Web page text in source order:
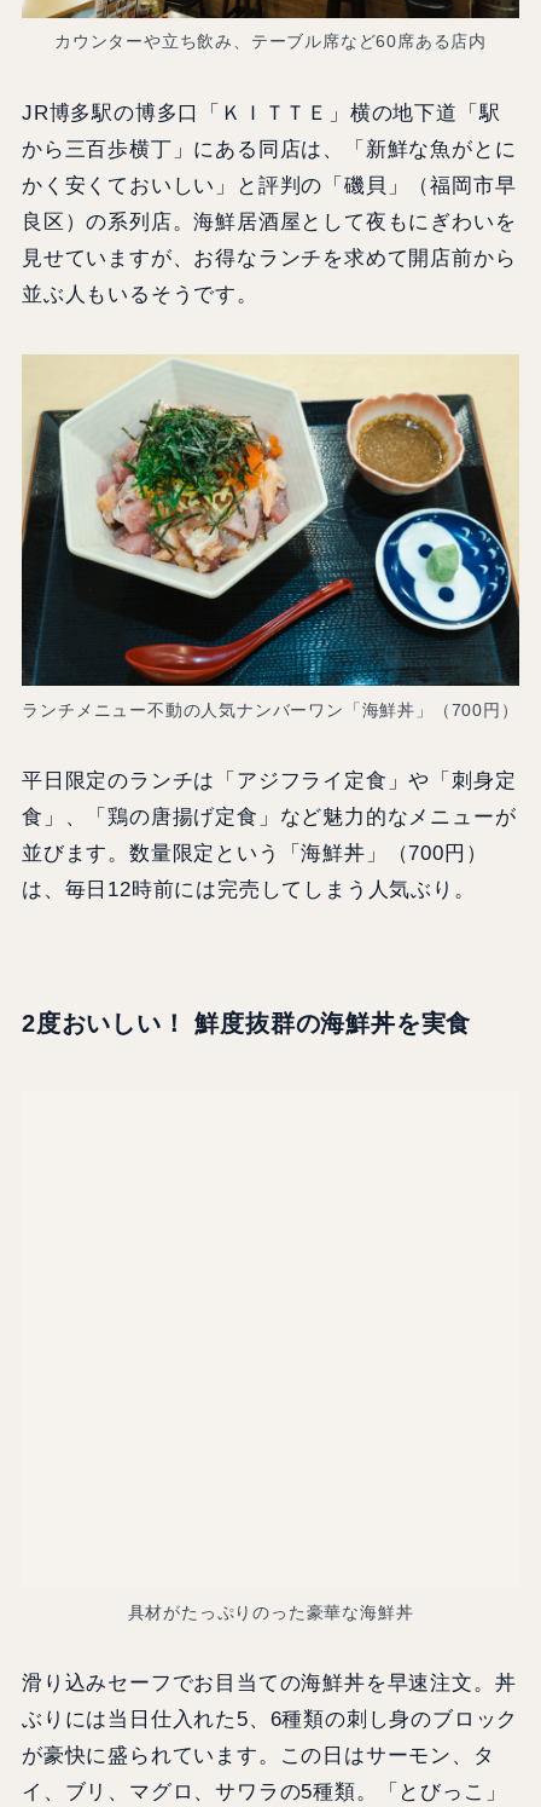
カウンターや立ち飲み、テーブル席など60席ある店内
JR博多駅の博多口「ＫＩＴＴＥ」横の地下道「駅
から三百歩横丁」にある同店は、「新鮮な魚がとに
かく安くておいしい」と評判の「磯貝」（福岡市早
良区）の系列店。海鮮居酒屋として夜もにぎわいを
見せていますが、お得なランチを求めて開店前から
並ぶ人もいるそうです。
ランチメニュー不動の人気ナンバーワン「海鮮丼」（700円）
平日限定のランチは「アジフライ定食」や「刺身定
食」、「鶏の唐揚げ定食」など魅力的なメニューが
並びます。数量限定という「海鮮丼」（700円）
は、毎日12時前には完売してしまう人気ぶり。
2度おいしい！ 鮮度抜群の海鮮丼を実食
具材がたっぷりのった豪華な海鮮丼
滑り込みセーフでお目当ての海鮮丼を早速注文。丼
ぶりには当日仕入れた5、6種類の刺し身のブロック
が豪快に盛られています。この日はサーモン、タ
イ、ブリ、マグロ、サワラの5種類。「とびっこ」